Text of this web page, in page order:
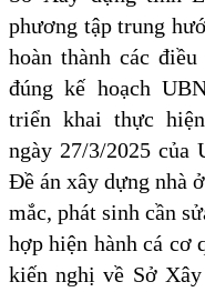
phương tập trung
hoàn thành các
đúng kế hoạch
triển khai thực
ngày 27/3/2025 của
Đề án xây dựng nhà
mắc, phát sinh cần
hợp hiện hành cá cơ
kiến nghị về Sở